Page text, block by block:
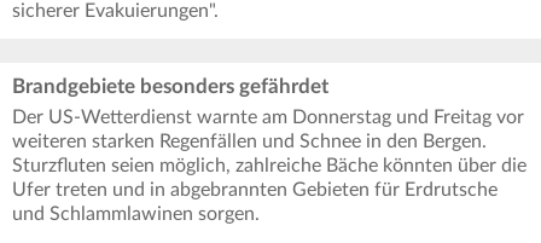
sicherer Evakuierungen".
Brandgebiete besonders gefährdet
Der US-Wetterdienst warnte am Donnerstag und Freitag vor
weiteren starken Regenfällen und Schnee in den Bergen.
Sturzfluten seien möglich, zahlreiche Bäche könnten über die
Ufer treten und in abgebrannten Gebieten für Erdrutsche
und Schlammlawinen sorgen.